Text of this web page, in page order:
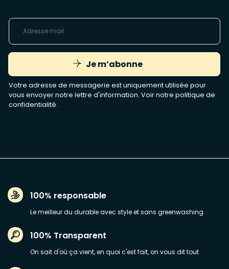
Je m’abonne
Votre adresse de messagerie est uniquement utilisée pour
vous envoyer notre lettre d'information. Voir notre politique de
confidentialité.
100% responsable
Le meilleur du durable avec style et sans greenwashing
100% Transparent
On sait d'où ça vient, en quoi c'est fait, on vous dit tout